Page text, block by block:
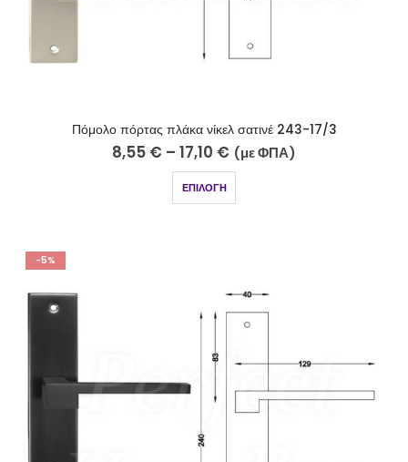
Πόμολο πόρτας πλάκα νίκελ σατινέ 243-17/3
8,55 € – 17,10 € (με ΦΠΑ)
ΕΠΙΛΟΓΉ
-5%